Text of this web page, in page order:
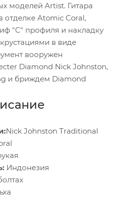
моделей Artist. Гитара
отделке Atomic Coral,
"С" профиля и накладку
в виде
вооружен
Diamond Nick Johnston,
и бриждем Diamond
Nick Johnston Traditional
Индонезия